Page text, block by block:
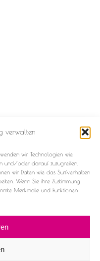
verwalten
wir Technologien wie
und/oder darauf zuzugreifen.
wir Daten wie das Surfverhalten
Wenn Sie ihre Zustimmung
Merkmale und Funktionen